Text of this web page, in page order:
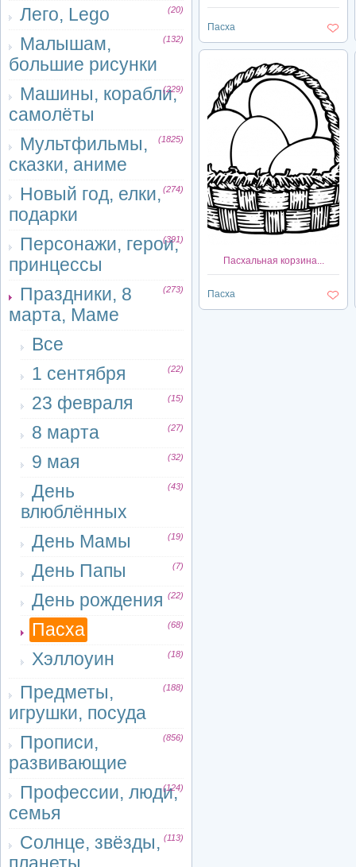
Лего, Lego (20)
Малышам,
большие рисунки
(132)
Машины, корабли,
самолёты
(229)
Мультфильмы,
сказки, аниме
(1825)
Новый год, елки,
подарки
(274)
Персонажи, герои,
принцессы
(391)
Праздники, 8
марта, Маме
(273)
Все
1 сентября
(22)
23 февраля (15)
8 марта (27)
9 мая (32)
День
влюблённых
(43)
День Мамы (19)
День Папы (7)
День рождения (22)
Пасха (68)
Хэллоуин (18)
Предметы,
игрушки, посуда
(188)
Прописи,
развивающие
(856)
Профессии, люди,
семья
(124)
Солнце, звёзды, (113)
Пасха
Пасхальная корзина...
Пасха